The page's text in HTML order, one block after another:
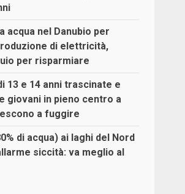
acqua nel Danubio per
di elettricità,
per risparmiare
13 e 14 anni trascinate e
giovani in pieno centro a
a fuggire
di acqua) ai laghi del Nord
siccità: va meglio al